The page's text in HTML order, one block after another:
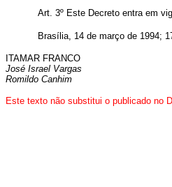
Art. 3º Este Decreto entra em
Brasília, 14 de março de 1994;
ITAMAR FRANCO
José Israel Vargas
Romildo Canhim
Este texto não substitui o publicado no